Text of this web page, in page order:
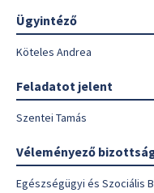
Ügyintéző
Köteles Andrea
Feladatot jelent
Szentei Tamás
Véleményező
Egészségügyi és Szociális